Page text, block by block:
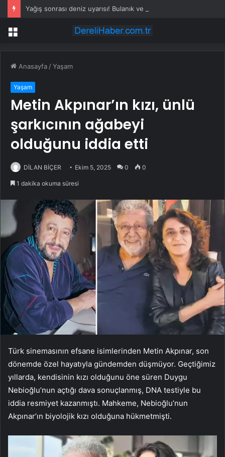
Menü
Anasayfa /Yaşam
Yaşam
Metin Akpınar’ın kızı, ünlü
şarkıcının ağabeyi
olduğunu iddia etti
DİLAN BİÇER Ekim 5, 2025 0 0
1 dakika okuma süresi
Türk sinemasının efsane isimlerinden Metin Akpınar, son
dönemde özel hayatıyla gündemden düşmüyor. Geçtiğimiz
yıllarda, kendisinin kızı olduğunu öne süren Duygu
Nebioğlu’nun açtığı dava sonuçlanmış, DNA testiyle bu
iddia resmiyet kazanmıştı. Mahkeme, Nebioğlu’nun
Akpınar’ın biyolojik kızı olduğuna hükmetmişti.